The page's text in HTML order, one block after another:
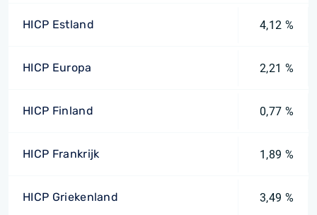
HICP Estland 4,12 %
HICP Europa 2,21 %
HICP Finland 0,77 %
HICP Frankrijk 1,89 %
HICP Griekenland 3,49 %